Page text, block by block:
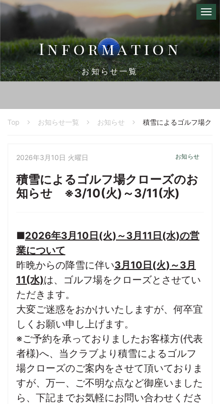
Information
お知らせ一覧
Top お知らせ一覧 お知らせ 積雪によるゴルフ場ク
2026年3月10日 火曜日 お知らせ
積雪によるゴルフ場クローズのお
知らせ ※3/10(火)～3/11(水)
■2026年3月10日(火)～3月11日(水)の営
業について
昨晩からの降雪に伴い3月10日(火)～3月
11(水)は、ゴルフ場をクローズとさせてい
ただきます。
大変ご迷惑をおかけいたしますが、何卒宜
しくお願い申し上げます。
※ご予約を承っておりましたお客様方(代表
者様)へ、当クラブより積雪によるゴルフ
場クローズのご案内をさせて頂いておりま
すが、万一、ご不明な点など御座いました
ら、下記までお気軽にお問い合わせくださ